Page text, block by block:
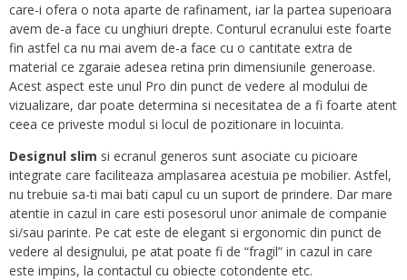
care-i ofera o nota aparte de rafinament, iar la partea superioara
avem de-a face cu unghiuri drepte. Conturul ecranului este foarte
fin astfel ca nu mai avem de-a face cu o cantitate extra de
material ce zgaraie adesea retina prin dimensiunile generoase.
Acest aspect este unul Pro din punct de vedere al modului de
vizualizare, dar poate determina si necesitatea de a fi foarte atent
ceea ce priveste modul si locul de pozitionare in locuinta.
Designul slim si ecranul generos sunt asociate cu picioare
integrate care faciliteaza amplasarea acestuia pe mobilier. Astfel,
nu trebuie sa-ti mai bati capul cu un suport de prindere. Dar mare
atentie in cazul in care esti posesorul unor animale de companie
si/sau parinte. Pe cat este de elegant si ergonomic din punct de
vedere al designului, pe atat poate fi de “fragil” in cazul in care
este impins, la contactul cu obiecte cotondente etc.